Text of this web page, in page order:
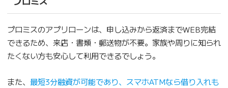
プロミスのアプリローンは、申し込みから返済までWEB完結
できるため、来店・書類・郵送物が不要。家族や周りに知られ
たくない方も安心して利用できるでしょう。
また、 最短3分融資が可能であり、スマホATMなら借り入れも